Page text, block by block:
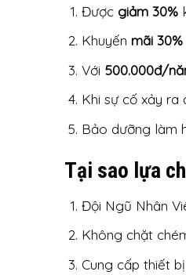
Được giảm 30%
Khuyếnmãi 30%
Với 500.000đ/
Khi sự cố xảy ra
Bảo dưỡng làm
Tại sao lựa
Đội Ngũ Nhân
Không chặt
Cung cấp thiết